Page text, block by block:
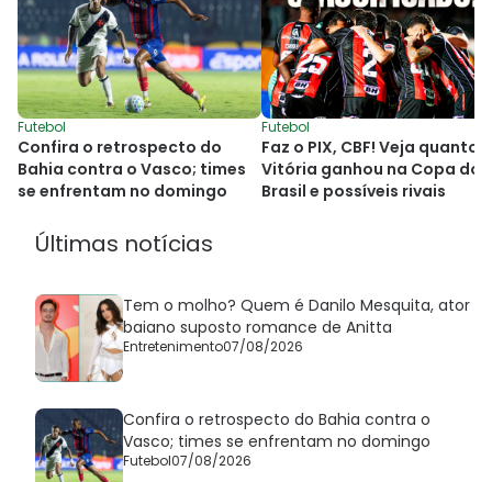
Futebol
Confira o retrospecto do
Bahia contra o Vasco; times
se enfrentam no domingo
Futebol
Faz o PIX, CBF! Veja quanto o
Vitória ganhou na Copa do
Brasil e possíveis rivais
Últimas notícias
Tem o molho? Quem é Danilo Mesquita, ator
baiano suposto romance de Anitta
Entretenimento07/08/2026
Confira o retrospecto do Bahia contra o
Vasco; times se enfrentam no domingo
Futebol07/08/2026